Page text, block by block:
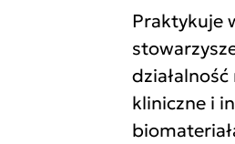
Praktykuje
kliniczne i